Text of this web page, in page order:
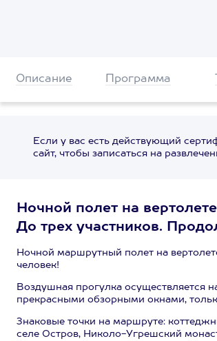
Описание Программа
Если у вас есть действующий
сайт, чтобы записаться на
Ночной полет на
До трех участников.
Ночной маршрутный полет на
человек!
Воздушная прогулка осуществляется
прекрасными обзорными окнами,
Знаковые точки на маршруте:
селе Остров, Николо-Угрешский